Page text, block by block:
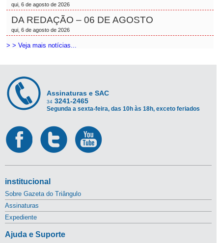
qui, 6 de agosto de 2026
DA REDAÇÃO – 06 DE AGOSTO
qui, 6 de agosto de 2026
> > Veja mais notícias...
Assinaturas e SAC
34 3241-2465
Segunda a sexta-feira, das 10h às 18h, exceto feriados
institucional
Sobre Gazeta do Triângulo
Assinaturas
Expediente
Ajuda e Suporte